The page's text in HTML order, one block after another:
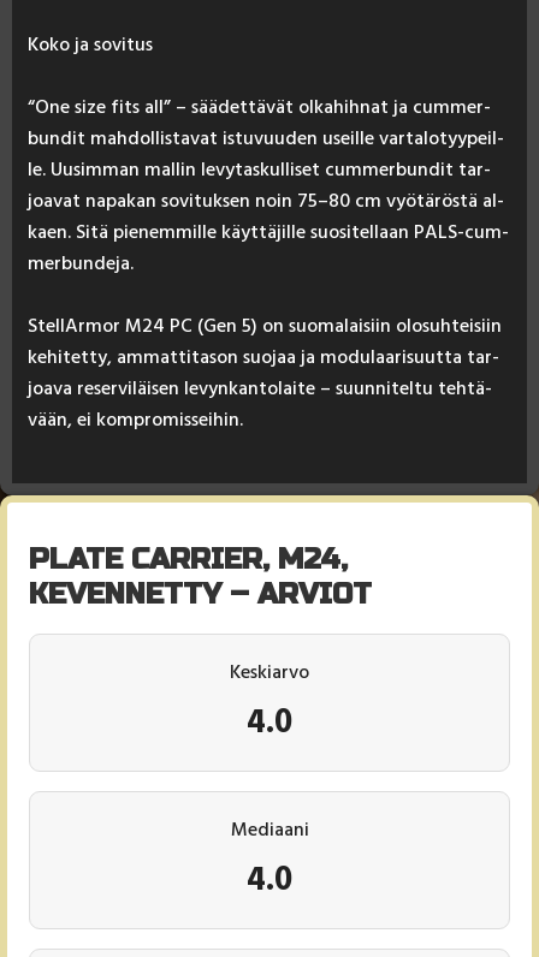
Ko­ko ja so­vi­tus
“One si­ze fits all” – sää­det­tä­vät ol­ka­hih­nat ja cum­mer­
bun­dit mah­dol­lis­ta­vat is­tu­vuu­den useil­le var­ta­lo­tyy­peil­
le. Uu­sim­man mal­lin le­vy­tas­kul­li­set cum­mer­bun­dit tar­
joa­vat na­pa­kan so­vi­tuk­sen noin 75–80 cm vyö­tä­rös­tä al­
kaen. Si­tä pie­nem­mil­le käyt­tä­jil­le suo­si­tel­laan PALS-cum­
mer­bun­de­ja.
Stel­lAr­mor M24 PC (Gen 5) on suo­ma­lai­siin olo­suh­tei­siin
ke­hi­tet­ty, am­mat­ti­ta­son suo­jaa ja mo­du­laa­ri­suut­ta tar­
joa­va re­ser­vi­läi­sen le­vyn­kan­to­lai­te – suun­ni­tel­tu teh­tä­
vään, ei komp­ro­mis­sei­hin.
PLATE CARRIER, M24,
KEVENNETTY – ARVIOT
Keskiarvo
4.0
Mediaani
4.0